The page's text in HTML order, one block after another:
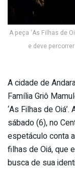
A peça ‘As Filhas de
e deve
A cidade de
Família Griô
‘As Filhas de
sábado (6), no
espetáculo conta
filhas de Oiá, que
busca de sua